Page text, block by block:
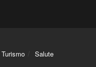
Turismo Salute